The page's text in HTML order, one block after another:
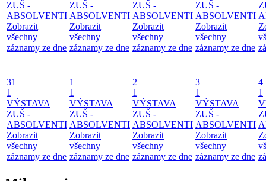
ZUŠ -
ABSOLVENTI
Zobrazit
všechny
záznamy ze dne
ZUŠ -
ABSOLVENTI
Zobrazit
všechny
záznamy ze dne
ZUŠ -
ABSOLVENTI
Zobrazit
všechny
záznamy ze dne
ZUŠ -
ABSOLVENTI
Zobrazit
všechny
záznamy ze dne
31
1
VÝSTAVA
ZUŠ -
ABSOLVENTI
Zobrazit
všechny
záznamy ze dne
1
1
VÝSTAVA
ZUŠ -
ABSOLVENTI
Zobrazit
všechny
záznamy ze dne
2
1
VÝSTAVA
ZUŠ -
ABSOLVENTI
Zobrazit
všechny
záznamy ze dne
3
1
VÝSTAVA
ZUŠ -
ABSOLVENTI
Zobrazit
všechny
záznamy ze dne
4
1